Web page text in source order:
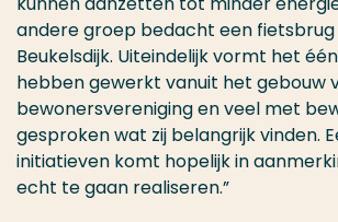
andere groep bedacht een
Beukelsdijk. Uiteindelijk vormt het
hebben gewerkt vanuit het gebouw
bewonersvereniging en veel met
gesproken wat zij belangrijk vinden.
initiatieven komt hopelijk in
echt te gaan realiseren.”